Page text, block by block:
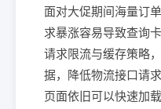
面对大促期间海量订
求暴涨容易导致查询
请求限流与缓存策略
据，降低物流接口请
页面依旧可以快速加